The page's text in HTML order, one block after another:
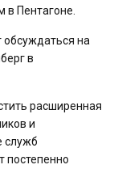
в Пентагоне.
на
в
расширенная
и
служб
постепенно